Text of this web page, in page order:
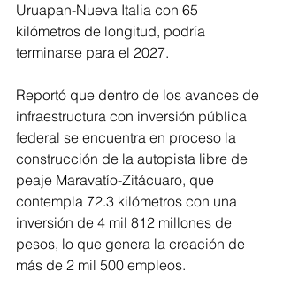
Uruapan-Nueva Italia con 65
kilómetros de longitud, podría
terminarse para el 2027.
Reportó que dentro de los avances de
infraestructura con inversión pública
federal se encuentra en proceso la
construcción de la autopista libre de
peaje Maravatío-Zitácuaro, que
contempla 72.3 kilómetros con una
inversión de 4 mil 812 millones de
pesos, lo que genera la creación de
más de 2 mil 500 empleos.